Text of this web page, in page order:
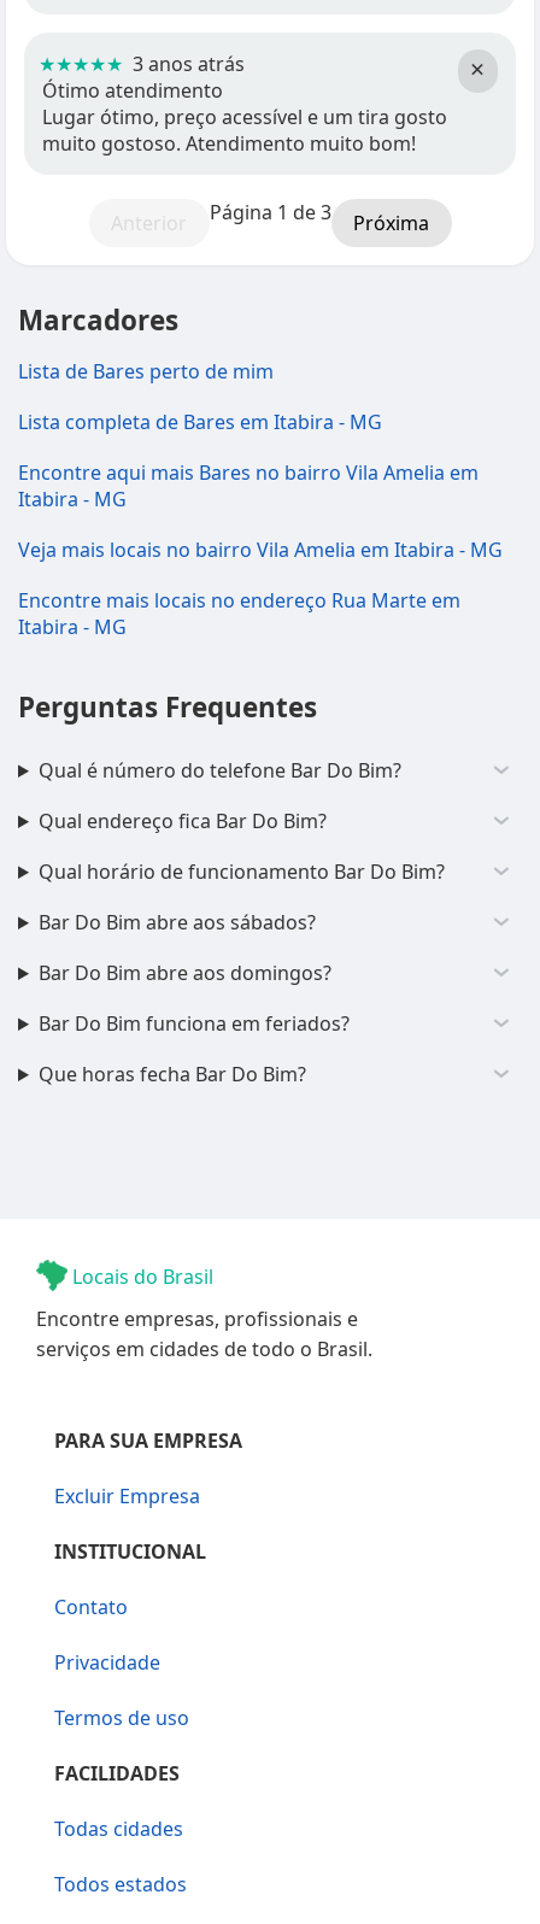
×
★★★★★ 3 anos atrás
Ótimo atendimento
Lugar ótimo, preço acessível e um tira gosto
muito gostoso. Atendimento muito bom!
Anterior Página 1 de 3 Próxima
Marcadores
Lista de Bares perto de mim
Lista completa de Bares em Itabira - MG
Encontre aqui mais Bares no bairro Vila Amelia em
Itabira - MG
Veja mais locais no bairro Vila Amelia em Itabira - MG
Encontre mais locais no endereço Rua Marte em
Itabira - MG
Perguntas Frequentes
Qual é número do telefone Bar Do Bim?
Qual endereço fica Bar Do Bim?
Qual horário de funcionamento Bar Do Bim?
Bar Do Bim abre aos sábados?
Bar Do Bim abre aos domingos?
Bar Do Bim funciona em feriados?
Que horas fecha Bar Do Bim?
Locais do Brasil
Encontre empresas, profissionais e
serviços em cidades de todo o Brasil.
PARA SUA EMPRESA
Excluir Empresa
INSTITUCIONAL
Contato
Privacidade
Termos de uso
FACILIDADES
Todas cidades
Todos estados